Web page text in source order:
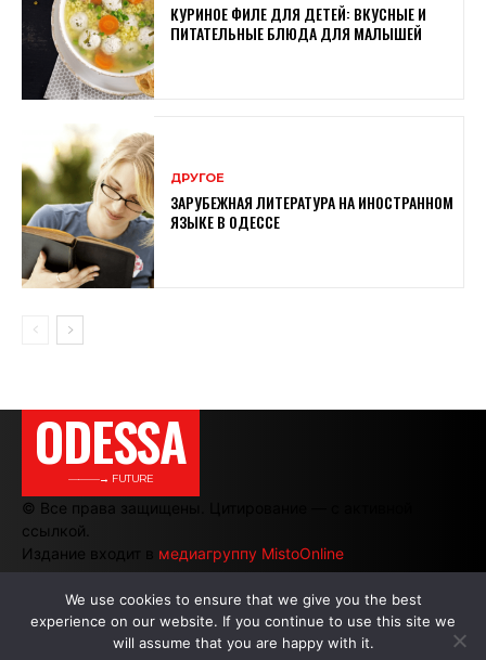
КУРИНОЕ ФИЛЕ ДЛЯ ДЕТЕЙ: ВКУСНЫЕ И
ПИТАТЕЛЬНЫЕ БЛЮДА ДЛЯ МАЛЫШЕЙ
ДРУГОЕ
ЗАРУБЕЖНАЯ ЛИТЕРАТУРА НА ИНОСТРАННОМ
ЯЗЫКЕ В ОДЕССЕ
ODESSA
———→ FUTURE
© Все права защищены. Цитирование — с активной
ссылкой.
Издание входит в медиагруппу MistoOnline
АВТОРЫ | РЕКЛАМА НА САЙТЕ
We use cookies to ensure that we give you the best
experience on our website. If you continue to use this site we
will assume that you are happy with it.